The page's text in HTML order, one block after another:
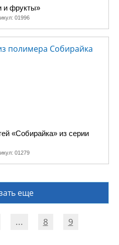
и фрукты»
01996
«Собирайка» из серии
01279
еще
... 8 9